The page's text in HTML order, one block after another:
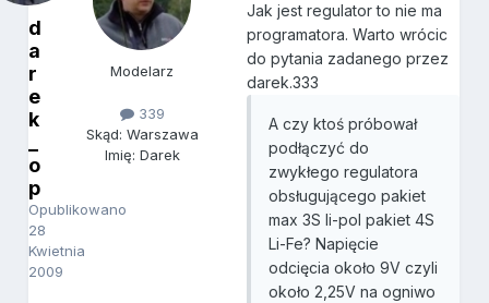
d
a
r
e
k
o
p
Opublikowano
28
Kwietnia
2009
Modelarz
339
Skąd: Warszawa
Imię: Darek
Jak jest regulator to nie ma
programatora. Warto wrócic
do pytania zadanego przez
darek.333
A czy ktoś próbował
podłączyć do
zwykłego regulatora
obsługującego pakiet
max 3S li-pol pakiet 4S
Li-Fe? Napięcie
odcięcia około 9V czyli
około 2,25V na ogniwo